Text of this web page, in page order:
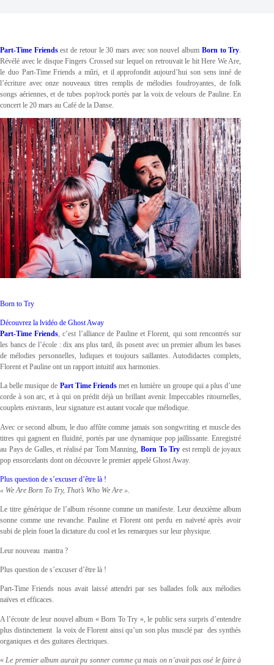
Part-Time Friendsest de retour le 30 mars avec son nouvel album Born to Try.
Révélé avec le disque Fingers Crossed sur lequel on retrouvait le hit Here We Are,
le duo Part-Time Friends a mûri, et il approfondit aujourd’hui son sens inné de
l’écriture avec onze nouveaux titres remplis de mélodies foudroyantes, de folk
songs aériennes, et de tubes pop/rock portés par la voix de velours de Pauline. En
concert le 20 mars au Café de la Danse.
Born to Try
Découvrez la lvidéo de Ghost Away
Part-Time Friends, c’est l’alliance de Pauline et Florent, qui sont rencontrés sur
les bancs de l’école : dix ans plus tard, ils posent avec un premier album les bases
de mélodies personnelles, ludiques et toujours saillantes. Autodidactes complets,
Florent et Pauline ont un rapport intuitif aux harmonies.
La belle musique de Part Time Friendsmet en lumière un groupe qui a plus d’une
corde à son arc, et à qui on prédit déjà un brillant avenir. Impeccables ritournelles,
couplets enivrants, leur signature est autant vocale que mélodique.
Avec ce second album, le duo affûte comme jamais son songwriting et muscle des
titres qui gagnent en fluidité, portés par une dynamique pop jaillissante. Enregistré
au Pays de Galles, et réalisé par Tom Manning, Born To Try est rempli de joyaux
pop ensorcelants dont on découvre le premier appelé Ghost Away.
Plus question de s’excuser d’être là !
« We Are Born To Try, That’s Who We Are ».
Le titre générique de l’album résonne comme un manifeste. Leur deuxième album
sonne comme une revanche. Pauline et Florent ont perdu en naïveté après avoir
subi de plein fouet la dictature du cool et les remarques sur leur physique.
Leur nouveau mantra ?
Plus question de s’excuser d’être là !
Part-Time Friends nous avait laissé attendri par ses ballades folk aux mélodies
naïves et efficaces.
A l’écoute de leur nouvel album « Born To Try », le public sera surpris d’entendre
plus distinctement la voix de Florent ainsi qu’un son plus musclé par des synthés
organiques et des guitares électriques.
«Le premier album aurait pu sonner comme ça mais on n’avait pas osé le faire à